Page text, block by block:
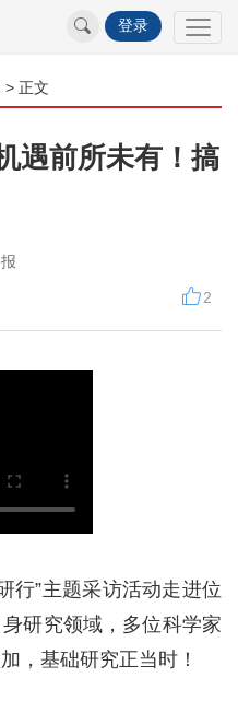
登录
> 正文
遇前所未有！搞
2
行”主题采访活动走进位
研究领域，多位科学家
，基础研究正当时！